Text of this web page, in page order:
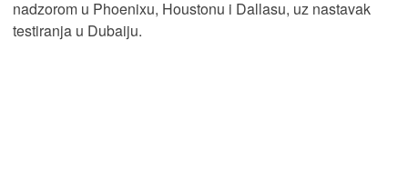
nadzorom u Phoenixu, Houstonu i Dallasu, uz nastavak
testiranja u Dubaiju.